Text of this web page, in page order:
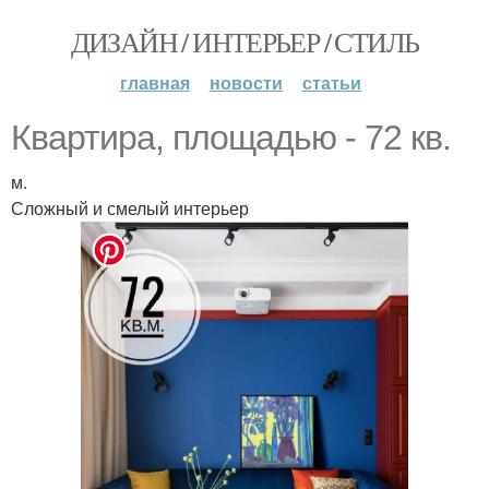
ДИЗАЙН / ИНТЕРЬЕР / СТИЛЬ
главная новости статьи
Квартира, площадью - 72 кв.
м.
Сложный и смелый интерьер